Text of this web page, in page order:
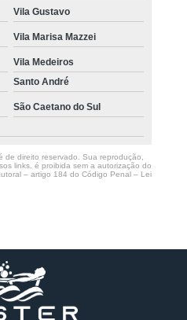
Vila Gustavo
Vila Marisa Mazzei
Vila Medeiros
Santo André
São Caetano do Sul
direito reservado. Sua reprodução,
links, é proibida sem a autorização do
– artigo 184 do Código Penal – Lei